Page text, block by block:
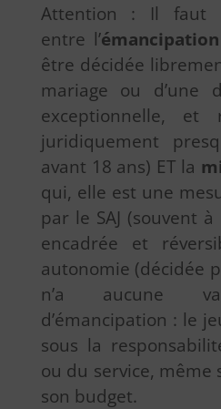
Attention : Il faut
entre l’émancipation
être décidée
mariage ou d’une
exceptionnelle,
juridiquement
avant 18 ans) ET la
qui, elle est une
par le SAJ (souvent
encadrée et
autonomie (décidée
n’a aucune
d’émancipation : le
sous la
ou du service, même
son budget.